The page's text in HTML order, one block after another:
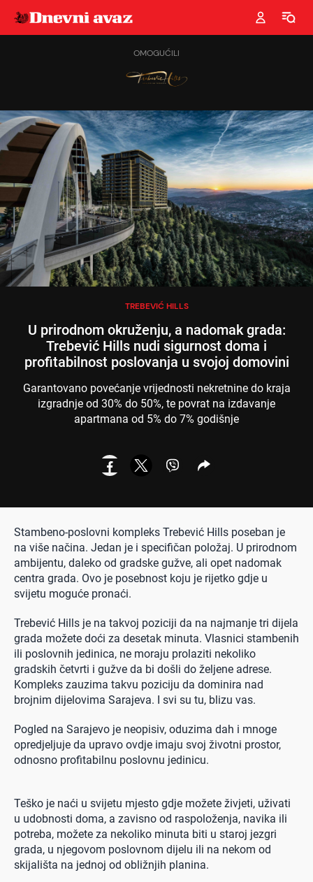
OMOGUĆILI
TREBEVIĆ HILLS
U prirodnom okruženju, a nadomak grada:
Trebević Hills nudi sigurnost doma i
profitabilnost poslovanja u svojoj domovini
Garantovano povećanje vrijednosti nekretnine do kraja
izgradnje od 30% do 50%, te povrat na izdavanje
apartmana od 5% do 7% godišnje
Stambeno-poslovni kompleks Trebević Hills poseban je
na više načina. Jedan je i specifičan položaj. U prirodnom
ambijentu, daleko od gradske gužve, ali opet nadomak
centra grada. Ovo je posebnost koju je rijetko gdje u
svijetu moguće pronaći.
Trebević Hills je na takvoj poziciji da na najmanje tri dijela
grada možete doći za desetak minuta. Vlasnici stambenih
ili poslovnih jedinica, ne moraju prolaziti nekoliko
gradskih četvrti i gužve da bi došli do željene adrese.
Kompleks zauzima takvu poziciju da dominira nad
brojnim dijelovima Sarajeva. I svi su tu, blizu vas.
Pogled na Sarajevo je neopisiv, oduzima dah i mnoge
opredjeljuje da upravo ovdje imaju svoj životni prostor,
odnosno profitabilnu poslovnu jedinicu.
Teško je naći u svijetu mjesto gdje možete živjeti, uživati
u udobnosti doma, a zavisno od raspoloženja, navika ili
potreba, možete za nekoliko minuta biti u staroj jezgri
grada, u njegovom poslovnom dijelu ili na nekom od
skijališta na jednoj od obližnjih planina.